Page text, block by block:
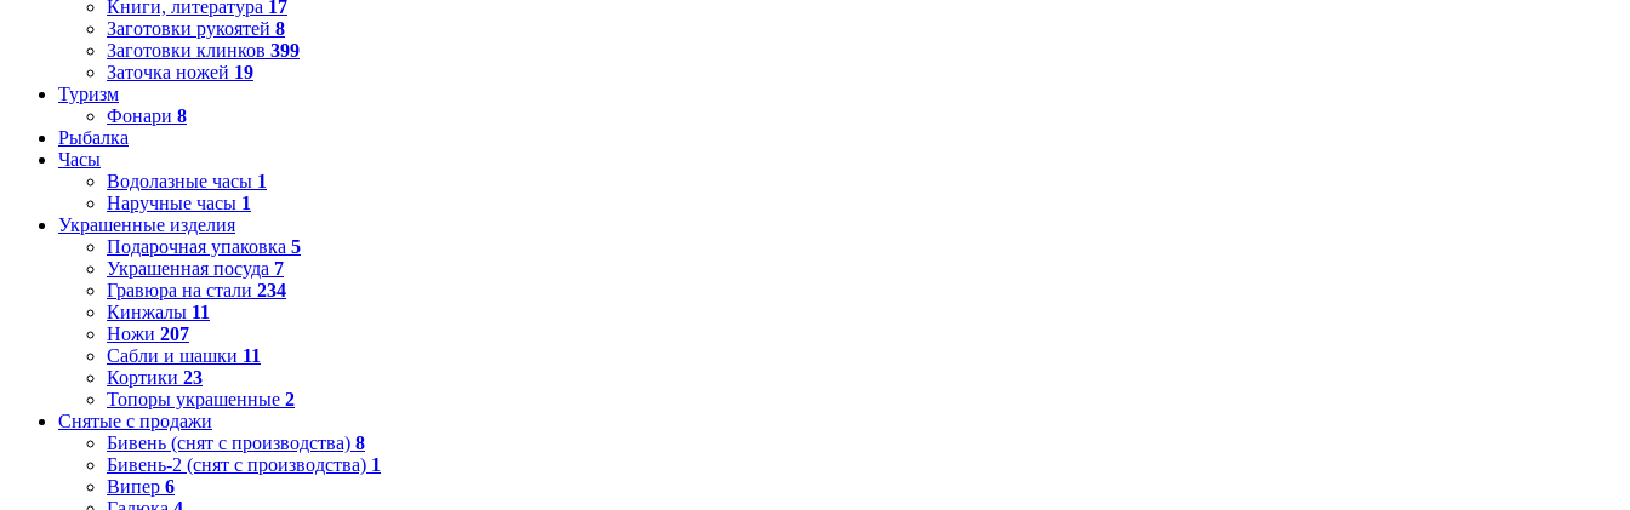
Книги, литература 17
Заготовки рукоятей 8
Заготовки клинков 399
Заточка ножей 19
Туризм
Фонари 8
Рыбалка
Часы
Водолазные часы 1
Наручные часы 1
Украшенные изделия
Подарочная упаковка 5
Украшенная посуда 7
Гравюра на стали 234
Кинжалы 11
Ножи 207
Сабли и шашки 11
Кортики 23
Топоры украшенные 2
Снятые с продажи
Бивень (снят с производства) 8
Бивень-2 (снят с производства) 1
Випер 6